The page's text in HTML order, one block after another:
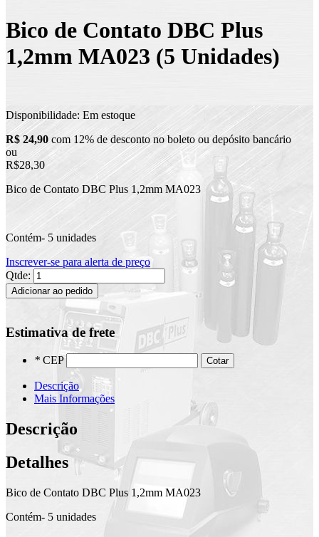
Bico de Contato DBC Plus
1,2mm MA023 (5 Unidades)
Disponibilidade: Em estoque
R$ 24,90 com 12% de desconto no boleto ou depósito bancário
ou
R$28,30
Bico de Contato DBC Plus 1,2mm MA023
Contém- 5 unidades
Inscrever-se para alerta de preço
Qtde:
Adicionar ao pedido
Estimativa de frete
* CEP Cotar
Descrição
Mais Informações
Descrição
Detalhes
Bico de Contato DBC Plus 1,2mm MA023
Contém- 5 unidades